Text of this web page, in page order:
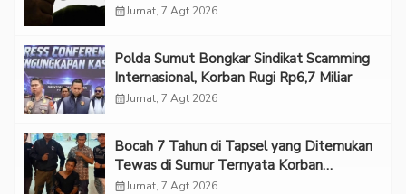
calendar_monthJumat, 7 Agt 2026
Polda Sumut Bongkar Sindikat Scamming
Internasional, Korban Rugi Rp6,7 Miliar
calendar_monthJumat, 7 Agt 2026
Bocah 7 Tahun di Tapsel yang Ditemukan
Tewas di Sumur Ternyata Korban
Kekerasan Seksual
calendar_monthJumat, 7 Agt 2026